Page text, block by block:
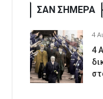
ΣΑΝ ΣΗΜΕΡΑ
4
4